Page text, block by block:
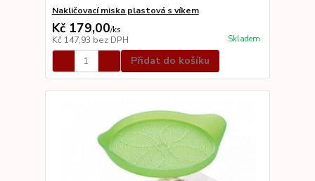
Nakličovací miska plastová s víkem
Kč 179,00/ks
Kč 147,93 bez DPH Skladem
Přidat do košíku